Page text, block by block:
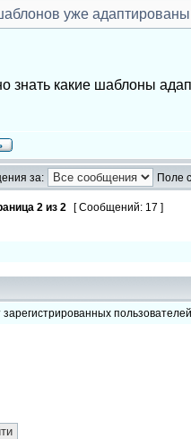
уже
знать какие шаблоны
за: Поле
2 из 2 [ Сообщений: 17 ]
пользователей